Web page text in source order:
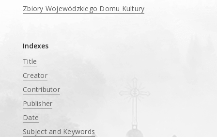
Zbiory Wojewódzkiego Domu Kultury
Indexes
Title
Creator
Contributor
Publisher
Date
Subject and Keywords